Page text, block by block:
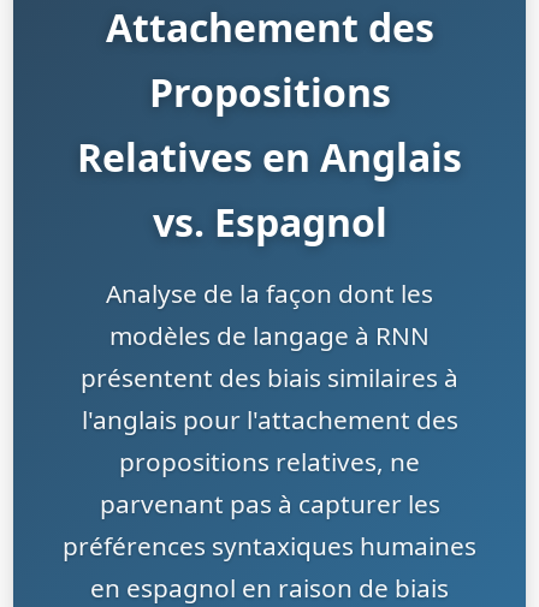
Attachement des
Propositions
Relatives en Anglais
vs. Espagnol
Analyse de la façon dont les
modèles de langage à RNN
présentent des biais similaires à
l'anglais pour l'attachement des
propositions relatives, ne
parvenant pas à capturer les
préférences syntaxiques humaines
en espagnol en raison de biais